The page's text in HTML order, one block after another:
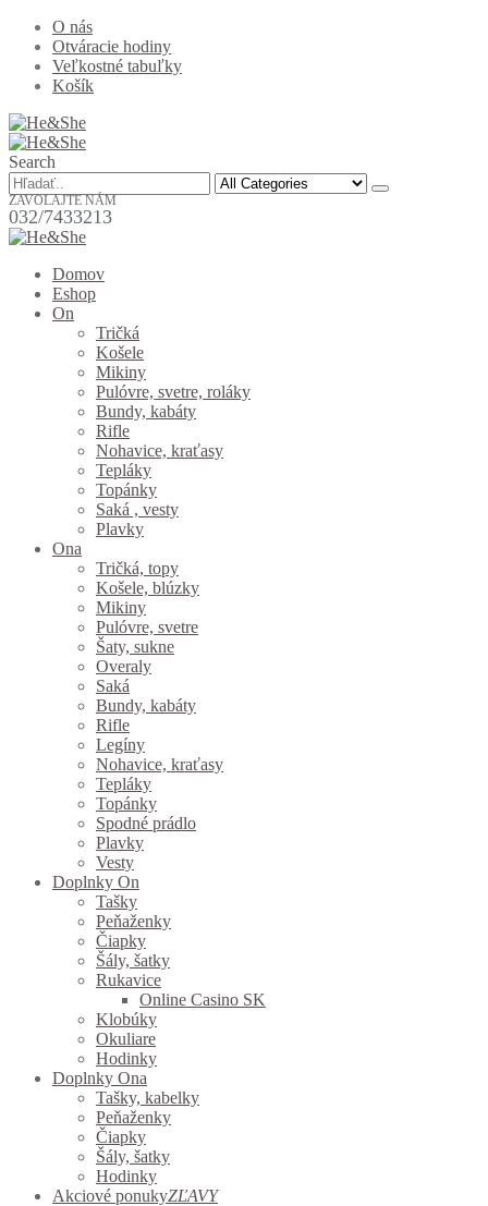
O nás
Otváracie hodiny
Veľkostné tabuľky
Košík
Search
ZAVOLAJTE NÁM
032/7433213
Domov
Eshop
On
Tričká
Košele
Mikiny
Pulóvre, svetre, roláky
Bundy, kabáty
Rifle
Nohavice, kraťasy
Tepláky
Topánky
Saká , vesty
Plavky
Ona
Tričká, topy
Košele, blúzky
Mikiny
Pulóvre, svetre
Šaty, sukne
Overaly
Saká
Bundy, kabáty
Rifle
Legíny
Nohavice, kraťasy
Tepláky
Topánky
Spodné prádlo
Plavky
Vesty
Doplnky On
Tašky
Peňaženky
Čiapky
Šály, šatky
Rukavice
Online Casino SK
Klobúky
Okuliare
Hodinky
Doplnky Ona
Tašky, kabelky
Peňaženky
Čiapky
Šály, šatky
Hodinky
Akciové ponukyZĽAVY